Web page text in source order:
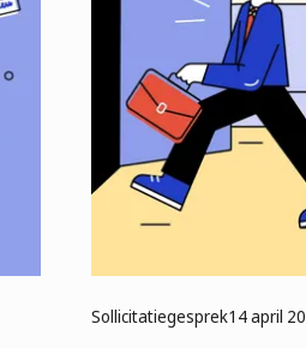
Sollicitatiegesprek14 april